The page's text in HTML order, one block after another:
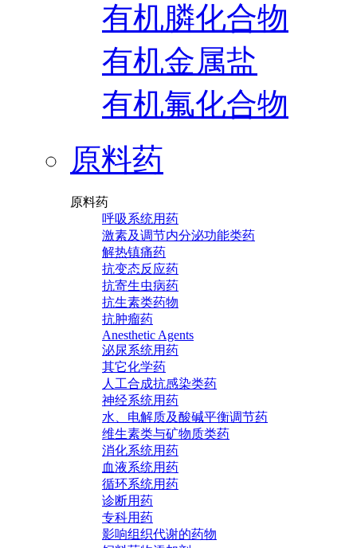
有机膦化合物
有机金属盐
有机氟化合物
原料药
原料药
呼吸系统用药
激素及调节内分泌功能类药
解热镇痛药
抗变态反应药
抗寄生虫病药
抗生素类药物
抗肿瘤药
Anesthetic Agents
泌尿系统用药
其它化学药
人工合成抗感染类药
神经系统用药
水、电解质及酸碱平衡调节药
维生素类与矿物质类药
消化系统用药
血液系统用药
循环系统用药
诊断用药
专科用药
影响组织代谢的药物